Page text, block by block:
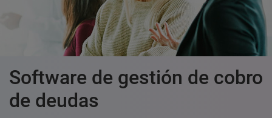
Software de gestión de cobro
de deudas